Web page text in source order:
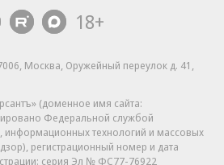
18+
Москва, Оружейный переулок д. 41,
(доменное имя сайта:
Федеральной службой
информационных технологий и массовых
регистрационный номер и дата
серия Эл № ФС77-76922